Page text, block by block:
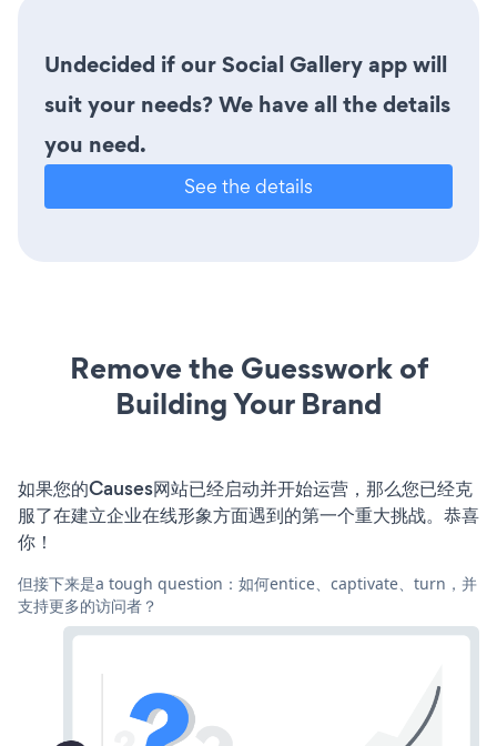
Undecided if our Social Gallery app will
suit your needs? We have all the details
you need.
See the details
Remove the Guesswork of
Building Your Brand
如果您的Causes网站已经启动并开始运营，那么您已经克
服了在建立企业在线形象方面遇到的第一个重大挑战。恭喜
你！
但接下来是a tough question：如何entice、captivate、turn，并
支持更多的访问者？